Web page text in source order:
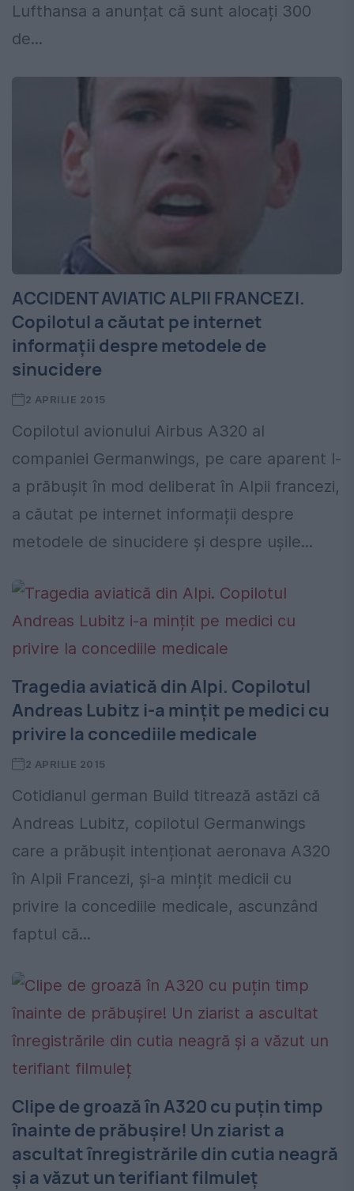
Lufthansa a anunțat că sunt alocați 300
de...
ACCIDENT AVIATIC ALPII FRANCEZI.
Copilotul a căutat pe internet
informații despre metodele de
sinucidere
2 APRILIE 2015
Copilotul avionului Airbus A320 al
companiei Germanwings, pe care aparent l-
a prăbușit în mod deliberat în Alpii francezi,
a căutat pe internet informații despre
metodele de sinucidere și despre ușile...
Tragedia aviatică din Alpi. Copilotul
Andreas Lubitz i-a mințit pe medici cu
privire la concediile medicale
2 APRILIE 2015
Cotidianul german Build titrează astăzi că
Andreas Lubitz, copilotul Germanwings
care a prăbușit intenționat aeronava A320
în Alpii Francezi, și-a mințit medicii cu
privire la concediile medicale, ascunzând
faptul că...
Clipe de groază în A320 cu puțin timp
înainte de prăbușire! Un ziarist a
ascultat înregistrările din cutia neagră
și a văzut un terifiant filmuleț